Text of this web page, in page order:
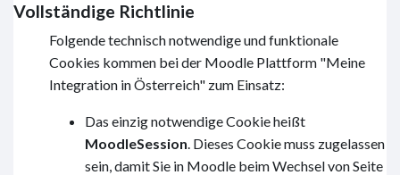
Vollständige Richtlinie
Folgende technisch notwendige und funktionale
Cookies kommen bei der Moodle Plattform "Meine
Integration in Österreich" zum Einsatz:
Das einzig notwendige Cookie heißt
MoodleSession. Dieses Cookie muss zugelassen
sein, damit Sie in Moodle beim Wechsel von Seite